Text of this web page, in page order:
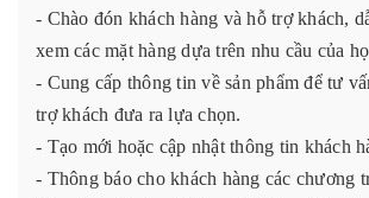
- Chào đón khách hàng và hỗ trợ khách,
xem các mặt hàng dựa trên nhu cầu của
- Cung cấp thông tin về sản phẩm để tư
trợ khách đưa ra lựa chọn.
- Tạo mới hoặc cập nhật thông tin khách
- Thông báo cho khách hàng các chương